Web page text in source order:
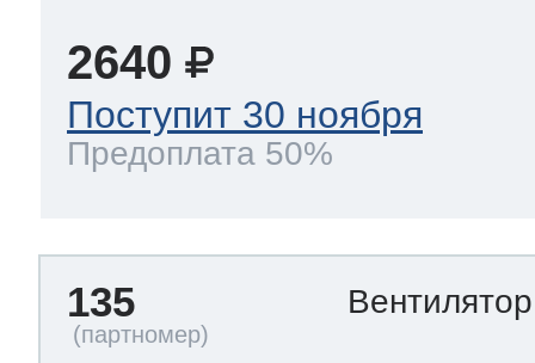
2640
Поступит 30 ноября
Предоплата 50%
135